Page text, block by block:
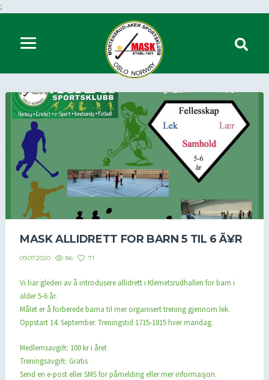
;
MASK ALLIDRETT FOR BARN 5 TIL 6 Ã¥R
09.07.2020 86 71
Vi har gleden av å introdusere allidrett i Klemetsrudhallen for barn i
alder 5-6 år.
Målet er å forberede barna til mer organisert trening gjennom lek.
Oppstart 14. September. Treningstid 1715-1815 hver mandag.
Medlemsavgift: 100 kr i året
Treningsavgift: Gratis
Send en e-post eller SMS for påmelding eller mer informasjon.